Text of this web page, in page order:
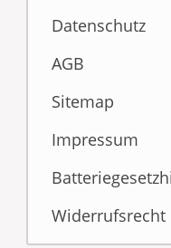
Datenschutz
AGB
Sitemap
Impressum
Widerrufsrecht